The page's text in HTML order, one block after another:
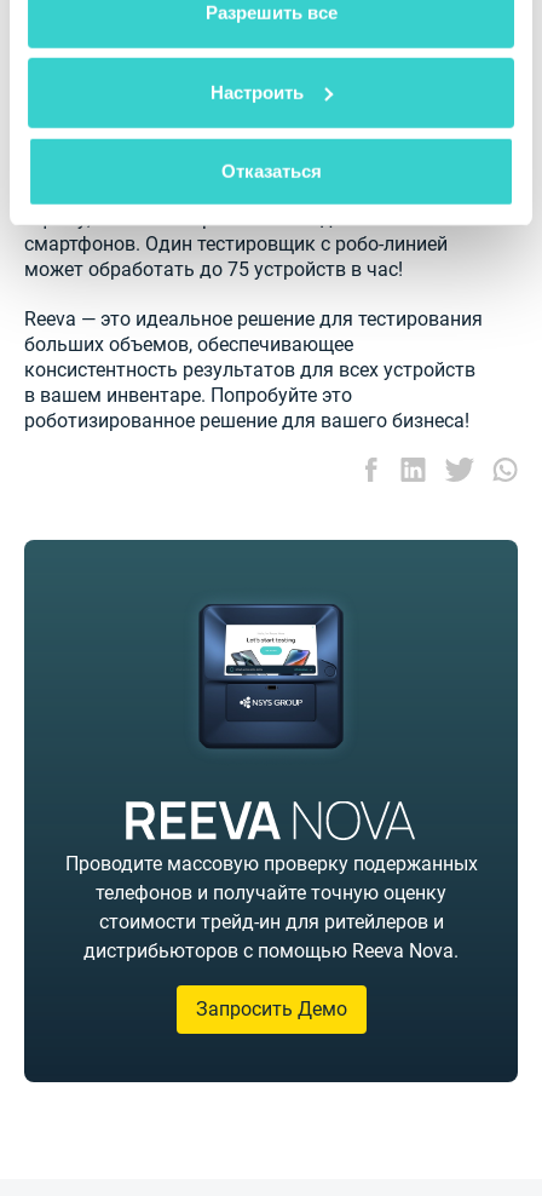
Разрешить все
Настроить
Отказаться
человеческие ошибки, обеспечивая объективные
и точные результаты.
Внедрение Reeva, инновационного робота для
устройствами, — лучший способ
автоматизировать обработку устройств. Reeva
смартфонов. Один тестировщик с робо-линией
может обработать до 75 устройств в час!
Reeva — это идеальное решение для тестирования
больших объемов, обеспечивающее
консистентность результатов для всех устройств
в вашем инвентаре. Попробуйте это
роботизированное решение для вашего бизнеса!
Проводите массовую проверку подержанных
телефонов и получайте точную оценку
стоимости трейд-ин для ритейлеров и
дистрибьюторов с помощью Reeva Nova.
Запросить Демо